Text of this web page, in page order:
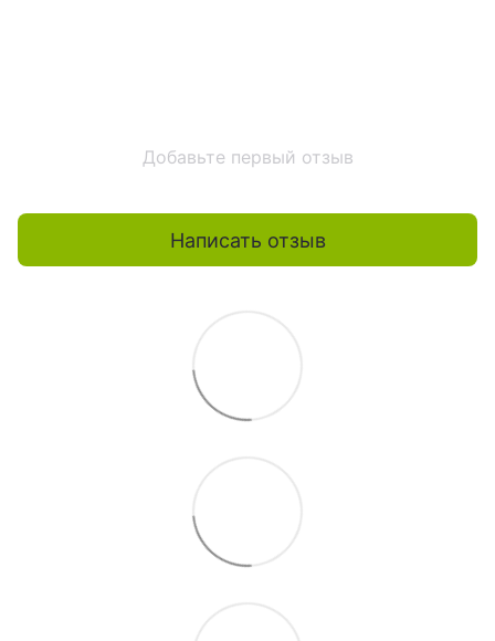
Добавьте первый отзыв
Написать отзыв